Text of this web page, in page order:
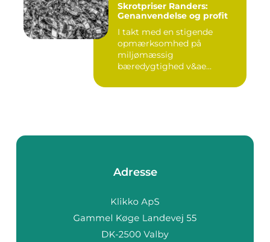
Skrotpriser Randers:
Genanvendelse og profit
I takt med en stigende
opmærksomhed på
miljømæssig
bæredygtighed v&ae...
Adresse